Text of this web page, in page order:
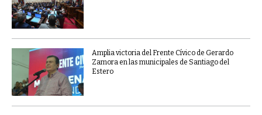
Amplia victoria del Frente Cívico de Gerardo
Zamora en las municipales de Santiago del
Estero